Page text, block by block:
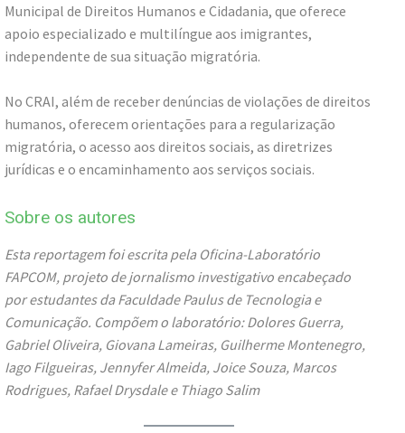
Municipal de Direitos Humanos e Cidadania, que oferece
apoio especializado e multilíngue aos imigrantes,
independente de sua situação migratória.
No CRAI, além de receber denúncias de violações de direitos
humanos, oferecem orientações para a regularização
migratória, o acesso aos direitos sociais, as diretrizes
jurídicas e o encaminhamento aos serviços sociais.
Sobre os autores
Esta reportagem foi escrita pela Oficina-Laboratório
FAPCOM, projeto de jornalismo investigativo encabeçado
por estudantes da Faculdade Paulus de Tecnologia e
Comunicação. Compõem o laboratório: Dolores Guerra,
Gabriel Oliveira, Giovana Lameiras, Guilherme Montenegro,
Iago Filgueiras, Jennyfer Almeida, Joice Souza, Marcos
Rodrigues, Rafael Drysdale e Thiago Salim